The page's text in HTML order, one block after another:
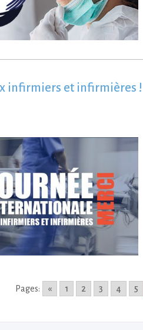
infirmiers et infirmières !
Pages: « 1 2 3 4 5